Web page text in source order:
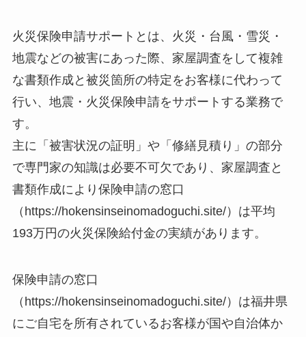
火災保険申請サポートとは、火災・台風・雪災・
地震などの被害にあった際、家屋調査をして複雑
な書類作成と被災箇所の特定をお客様に代わって
行い、地震・火災保険申請をサポートする業務で
す。
主に「被害状況の証明」や「修繕見積り」の部分
で専門家の知識は必要不可欠であり、家屋調査と
書類作成により保険申請の窓口
（https://hokensinseinomadoguchi.site/）は平均
193万円の火災保険給付金の実績があります。
保険申請の窓口
（https://hokensinseinomadoguchi.site/）は福井県
にご自宅を所有されているお客様が国や自治体か